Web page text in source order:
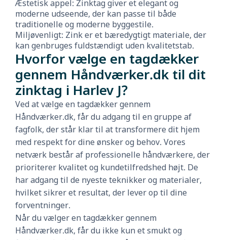
Æstetisk appel: Zinktag giver et elegant og
moderne udseende, der kan passe til både
traditionelle og moderne byggestile.
Miljøvenligt: Zink er et bæredygtigt materiale, der
kan genbruges fuldstændigt uden kvalitetstab.
Hvorfor vælge en tagdækker
gennem Håndværker.dk til dit
zinktag i Harlev J?
Ved at vælge en tagdækker gennem
Håndværker.dk, får du adgang til en gruppe af
fagfolk, der står klar til at transformere dit hjem
med respekt for dine ønsker og behov. Vores
netværk består af professionelle håndværkere, der
prioriterer kvalitet og kundetilfredshed højt. De
har adgang til de nyeste teknikker og materialer,
hvilket sikrer et resultat, der lever op til dine
forventninger.
Når du vælger en tagdækker gennem
Håndværker.dk, får du ikke kun et smukt og